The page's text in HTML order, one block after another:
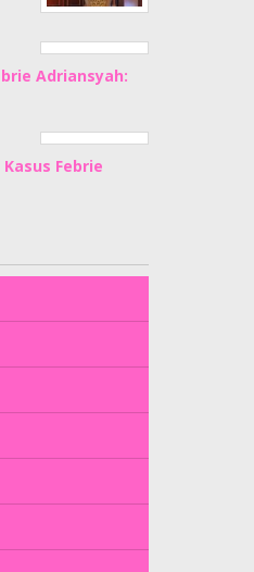
Adriansyah:
Febrie